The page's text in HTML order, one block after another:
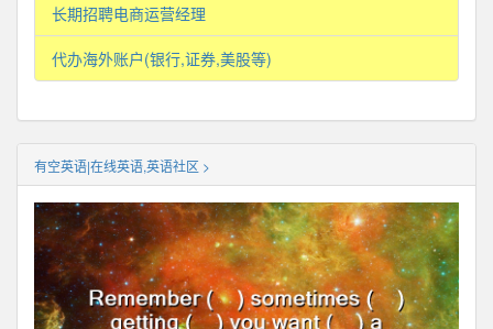
长期招聘电商运营经理
代办海外账户(银行,证券,美股等)
有空英语|在线英语,英语社区 >